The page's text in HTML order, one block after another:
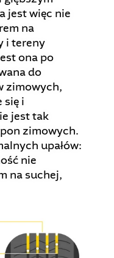
jest więc nie
na
i tereny
ona po
do
zimowych,
się i
jest tak
zimowych.
upałów:
nie
na suchej,